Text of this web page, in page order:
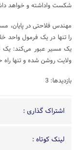
شکست واداشته و خواهد
مهندس فلاحتی در پایان،
را تنها در یک فرمول واحد
یک مسیر عبور می‌کند: یک
ولایت روشن شده و تنها
بازدیدها: 3
اشتراک گذاری :
لینک کوتاه :